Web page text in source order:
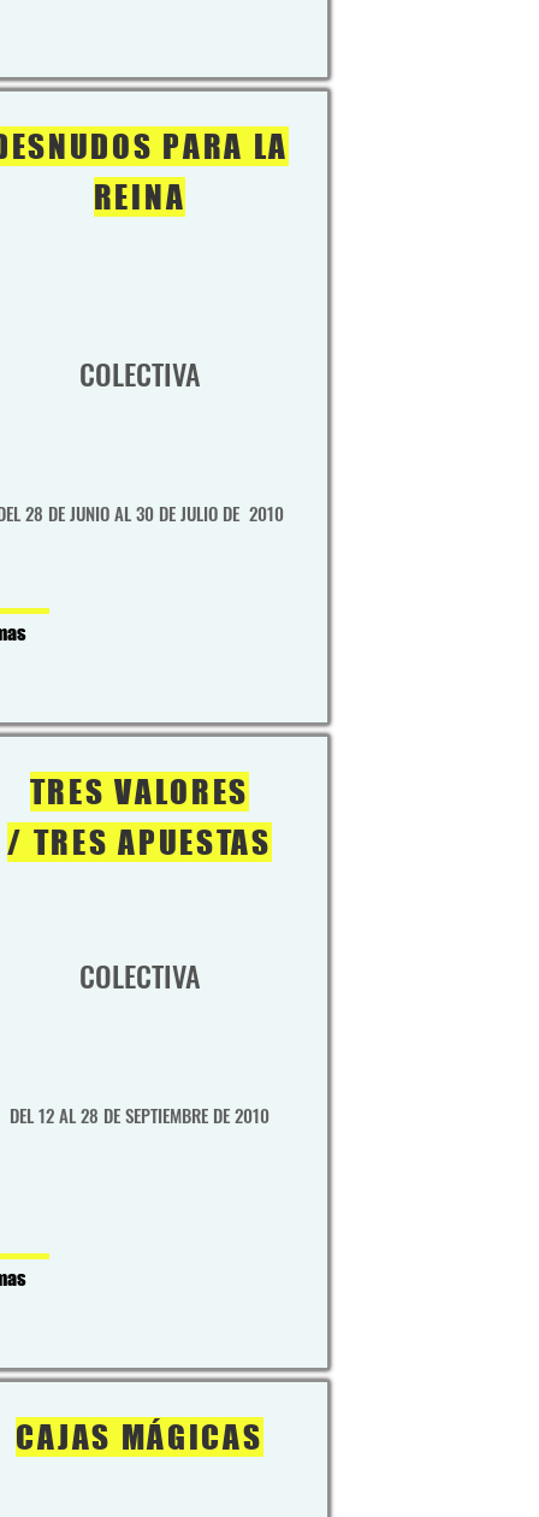
PARA LA
REINA
COLECTIVA
28 DE JUNIO AL 30 DE JULIO DE 2010
TRES VALORES
/ TRES APUESTAS
COLECTIVA
DEL 12 AL 28 DE SEPTIEMBRE DE 2010
CAJAS MÁGICAS